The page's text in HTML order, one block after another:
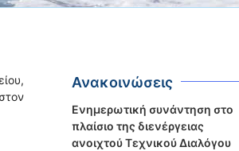
Ανακοινώσεις
Ενημερωτική συνάντηση στο
πλαίσιο της διενέργειας
ανοιχτού Τεχνικού Διαλόγου